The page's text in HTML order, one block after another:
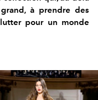
à prendre des
pour un monde